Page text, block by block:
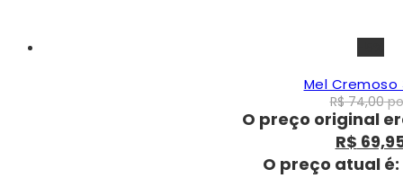
Mel Cremoso
R$74,00
O preço original
R$
O preço atual é: